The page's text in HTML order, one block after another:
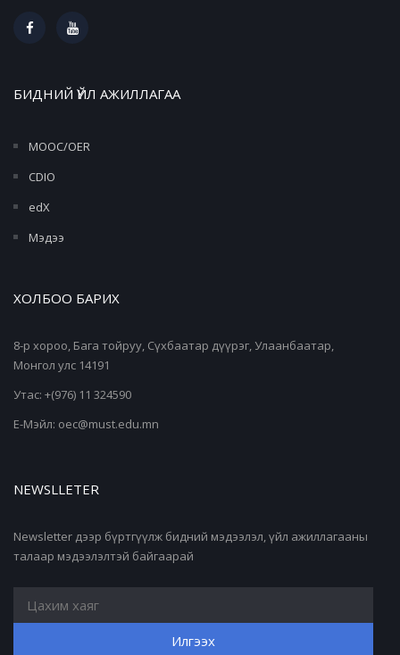
БИДНИЙ ҮЙЛ АЖИЛЛАГАА
MOOC/OER
CDIO
edX
Мэдээ
ХОЛБОО БАРИХ
8-р хороо, Бага тойруу, Сүхбаатар дүүрэг, Улаанбаатар,
Монгол улс 14191
Утас: +(976) 11 324590
Е-Мэйл: oec@must.edu.mn
NEWSLLETER
Newsletter дээр бүртгүүлж бидний мэдээлэл, үйл ажиллагааны
талаар мэдээлэлтэй байгаарай